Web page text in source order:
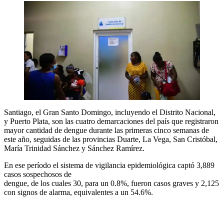
Santiago, el Gran Santo Domingo, incluyendo el Distrito Nacional,
y Puerto Plata, son las cuatro demarcaciones del país que registraron
mayor cantidad de dengue durante las primeras cinco semanas de
este año, seguidas de las provincias Duarte, La Vega, San Cristóbal,
María Trinidad Sánchez y Sánchez Ramírez.
En ese período el sistema de vigilancia epidemiológica captó 3,889
casos sospechosos de
dengue, de los cuales 30, para un 0.8%, fueron casos graves y 2,125
con signos de alarma, equivalentes a un 54.6%.